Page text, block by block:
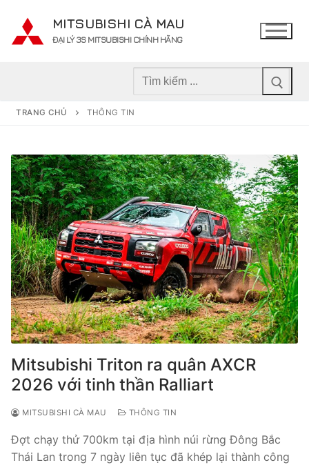
nội
MITSUBISHI CÀ MAU
ĐẠI LÝ 3S MITSUBISHI CHÍNH HÃNG
Tìm
cho:
TRANG CHỦ THÔNG TIN
Mitsubishi Triton ra quân AXCR
2026 với tinh thần Ralliart
MITSUBISHI CÀ MAU THÔNG TIN
Đợt chạy thử 700km tại địa hình núi rừng Đông Bắc
Thái Lan trong 7 ngày liên tục đã khép lại thành công